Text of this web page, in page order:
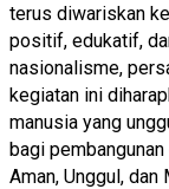
terus diwariskan
positif, edukatif,
nasionalisme,
kegiatan ini
manusia yang
bagi pembangunan
Aman, Unggul, dan